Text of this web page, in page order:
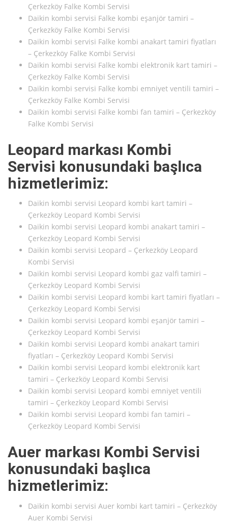
Çerkezköy Falke Kombi Servisi
Daikin kombi servisi Falke kombi eşanjör tamiri –
Çerkezköy Falke Kombi Servisi
Daikin kombi servisi Falke kombi anakart tamiri fiyatları
– Çerkezköy Falke Kombi Servisi
Daikin kombi servisi Falke kombi elektronik kart tamiri –
Çerkezköy Falke Kombi Servisi
Daikin kombi servisi Falke kombi emniyet ventili tamiri –
Çerkezköy Falke Kombi Servisi
Daikin kombi servisi Falke kombi fan tamiri – Çerkezköy
Falke Kombi Servisi
Leopard markası Kombi
Servisi konusundaki başlıca
hizmetlerimiz:
Daikin kombi servisi Leopard kombi kart tamiri –
Çerkezköy Leopard Kombi Servisi
Daikin kombi servisi Leopard kombi anakart tamiri –
Çerkezköy Leopard Kombi Servisi
Daikin kombi servisi Leopard – Çerkezköy Leopard
Kombi Servisi
Daikin kombi servisi Leopard kombi gaz valfi tamiri –
Çerkezköy Leopard Kombi Servisi
Daikin kombi servisi Leopard kombi kart tamiri fiyatları –
Çerkezköy Leopard Kombi Servisi
Daikin kombi servisi Leopard kombi eşanjör tamiri –
Çerkezköy Leopard Kombi Servisi
Daikin kombi servisi Leopard kombi anakart tamiri
fiyatları – Çerkezköy Leopard Kombi Servisi
Daikin kombi servisi Leopard kombi elektronik kart
tamiri – Çerkezköy Leopard Kombi Servisi
Daikin kombi servisi Leopard kombi emniyet ventili
tamiri – Çerkezköy Leopard Kombi Servisi
Daikin kombi servisi Leopard kombi fan tamiri –
Çerkezköy Leopard Kombi Servisi
Auer markası Kombi Servisi
konusundaki başlıca
hizmetlerimiz:
Daikin kombi servisi Auer kombi kart tamiri – Çerkezköy
Auer Kombi Servisi